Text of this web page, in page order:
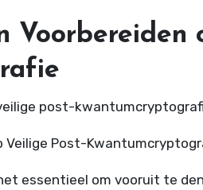
Voorbereiden
post-
Veilige Post-
essentieel om vooruit te